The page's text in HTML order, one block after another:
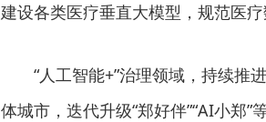
建设各类医疗垂直大模型，规范医
“人工智能+”治理领域，持续推
体城市，迭代升级“郑好伴”“AI小郑